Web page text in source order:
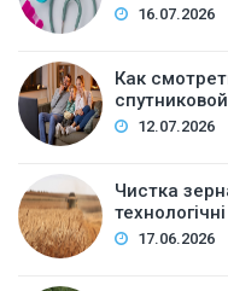
16.07.2026
Как
12.07.2026
Чистка
17.06.2026